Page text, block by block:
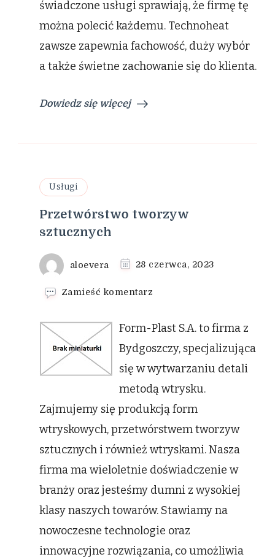
świadczone usługi sprawiają, że firmę tę
można polecić każdemu. Technoheat
zawsze zapewnia fachowość, duży wybór
a także świetne zachowanie się do klienta.
Dowiedz się więcej
Usługi
Przetwórstwo tworzyw
sztucznych
aloevera 28 czerwca, 2023
Zamieść komentarz
tworzyw
Form-Plast S.A. to firma z
Bydgoszczy, specjalizująca
się w wytwarzaniu detali
metodą wtrysku.
Zajmujemy się produkcją form
wtryskowych, przetwórstwem tworzyw
sztucznych i również wtryskami. Nasza
firma ma wieloletnie doświadczenie w
branży oraz jesteśmy dumni z wysokiej
klasy naszych towarów. Stawiamy na
nowoczesne technologie oraz
innowacyjne rozwiązania, co umożliwia